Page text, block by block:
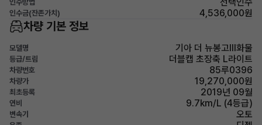
인수방법
인수금(잔존가치) 4,536,000원
차량 기본 정보
모델명 기아 더 뉴봉고Ⅲ화물
등급/트림 더블캡 초장축 L라이트
차량번호 85루0396
차량가 19,270,000원
최초등록 2019년 09월
연비 9.7km/L (4등급)
변속기 오토